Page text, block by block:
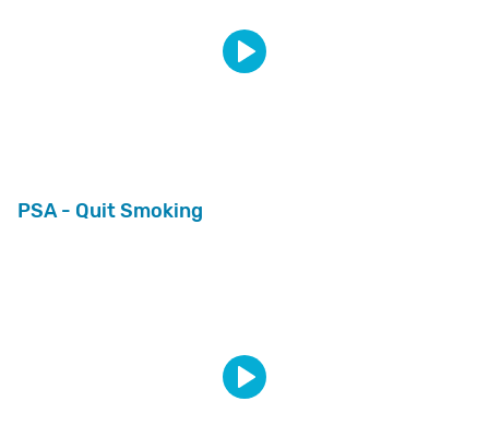
PSA - Quit Smoking